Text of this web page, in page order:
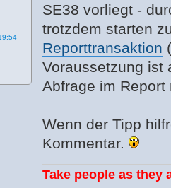
SE38 vorliegt -
trotzdem starten
Reporttransaktion
Voraussetzung ist
Abfrage im Report
Wenn der Tipp
Kommentar.
Take people as they